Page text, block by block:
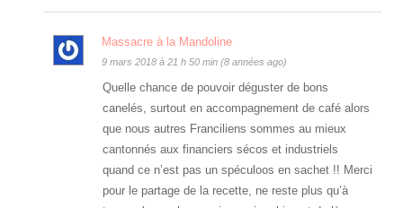
Massacre à la Mandoline
9 mars 2018 à 21 h 50 min (8 années ago)
Quelle chance de pouvoir déguster de bons
canelés, surtout en accompagnement de café alors
que nous autres Franciliens sommes au mieux
cantonnés aux financiers sécos et industriels
quand ce n’est pas un spéculoos en sachet !! Merci
pour le partage de la recette, ne reste plus qu’à